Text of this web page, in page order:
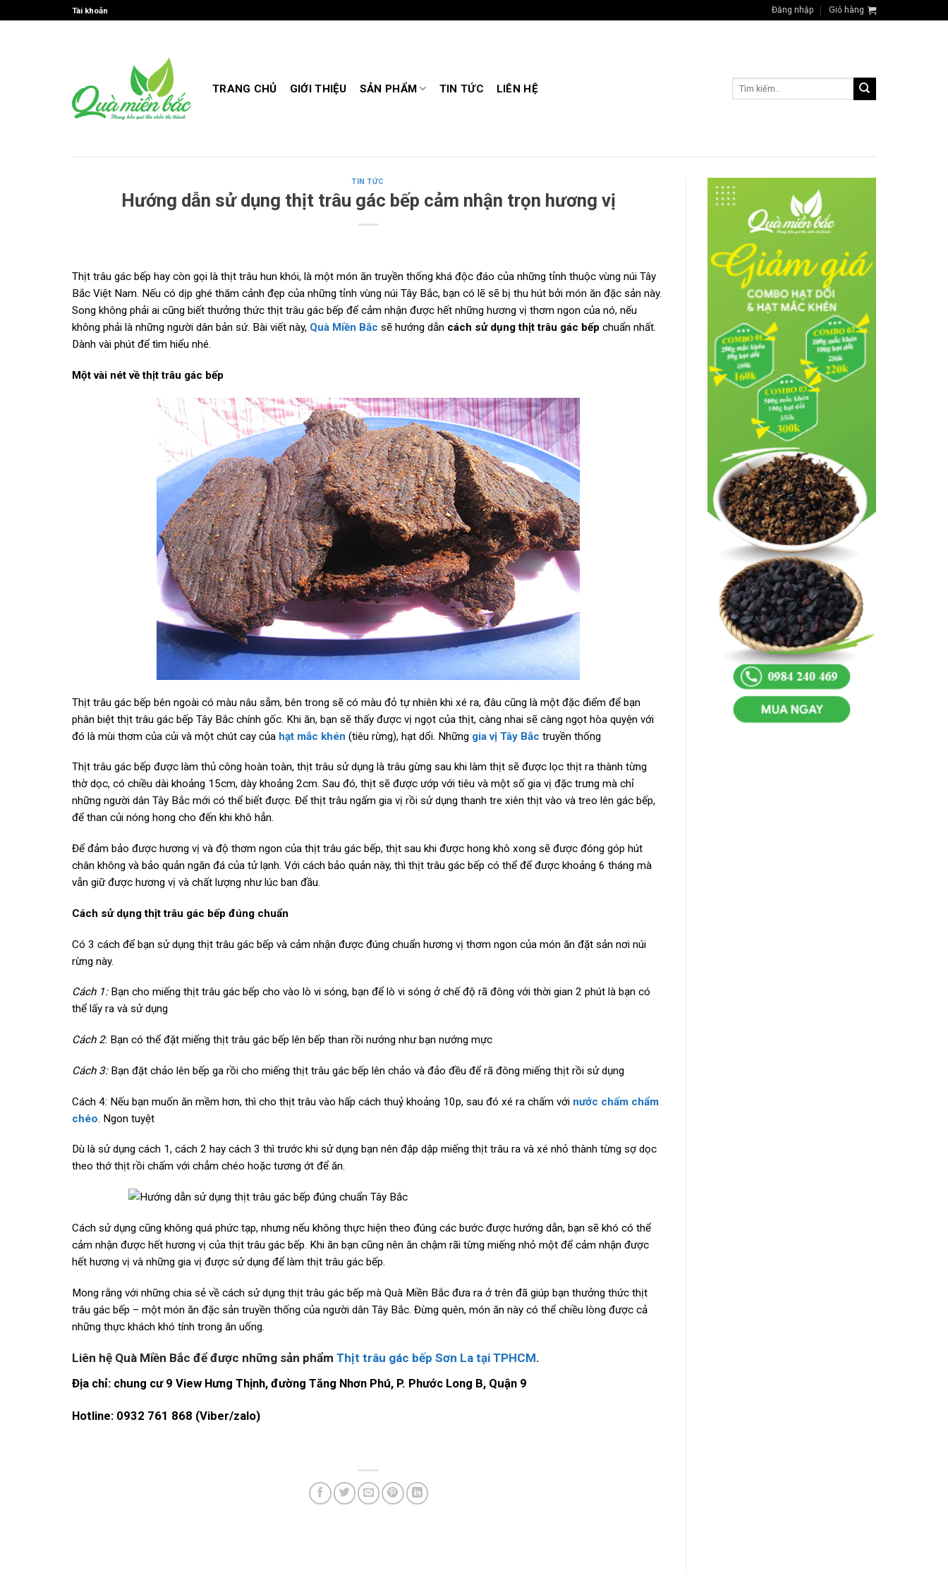
to
Tài khoản Đăng nhập Giỏ hàng
TRANG CHỦ GIỚI THIỆU SẢN PHẨM TIN TỨC LIÊN HỆ
Tìm
TIN TỨC
Hướng dẫn sử dụng thịt trâu gác bếp cảm nhận trọn hương vị
Thịt trâu gác bếp hay còn gọi là thịt trâu hun khói, là một món ăn truyền thống khá độc đáo của những tỉnh thuộc vùng núi Tây
Bắc Việt Nam. Nếu có dịp ghé thăm cảnh đẹp của những tỉnh vùng núi Tây Bắc, bạn có lẽ sẽ bị thu hút bởi món ăn đặc sản này.
Song không phải ai cũng biết thưởng thức thịt trâu gác bếp để cảm nhận được hết những hương vị thơm ngon của nó, nếu
không phải là những người dân bản sứ. Bài viết này, Quà Miền Bắc sẽ hướng dẫn cách sử dụng thịt trâu gác bếp chuẩn nhất.
Dành vài phút để tìm hiểu nhé.
Một vài nét về thịt trâu gác bếp
Thịt trâu gác bếp bên ngoài có màu nâu sẫm, bên trong sẽ có màu đỏ tự nhiên khi xé ra, đâu cũng là một đặc điểm để bạn
phân biệt thịt trâu gác bếp Tây Bắc chính gốc. Khi ăn, bạn sẽ thấy được vị ngọt của thịt, càng nhai sẽ càng ngọt hòa quyện với
đó là mùi thơm của củi và một chút cay của hạt mắc khén (tiêu rừng), hạt dổi. Những gia vị Tây Bắc truyền thống
Thịt trâu gác bếp được làm thủ công hoàn toàn, thịt trâu sử dụng là trâu gừng sau khi làm thịt sẽ được lọc thịt ra thành từng
thờ dọc, có chiều dài khoảng 15cm, dày khoảng 2cm. Sau đó, thịt sẽ được ướp với tiêu và một số gia vị đặc trưng mà chỉ
những người dân Tây Bắc mới có thể biết được. Để thịt trâu ngấm gia vị rồi sử dụng thanh tre xiên thịt vào và treo lên gác bếp,
để than củi nóng hong cho đến khi khô hẳn.
Để đảm bảo được hương vị và độ thơm ngon của thịt trâu gác bếp, thịt sau khi được hong khô xong sẽ được đóng góp hút
chân không và bảo quản ngăn đá của tử lạnh. Với cách bảo quản này, thì thịt trâu gác bếp có thể để được khoảng 6 tháng mà
vẫn giữ được hương vị và chất lượng như lúc ban đầu.
Cách sử dụng thịt trâu gác bếp đúng chuẩn
Có 3 cách để bạn sử dụng thịt trâu gác bếp và cảm nhận được đúng chuẩn hương vị thơm ngon của món ăn đặt sản nơi núi
rừng này.
Cách 1:Bạn cho miếng thịt trâu gác bếp cho vào lò vi sóng, bạn để lò vi sóng ở chế độ rã đông với thời gian 2 phút là bạn có
thể lấy ra và sử dụng
Cách 2: Bạn có thể đặt miếng thịt trâu gác bếp lên bếp than rồi nướng như bạn nướng mực
Cách 3:Bạn đặt chảo lên bếp ga rồi cho miếng thịt trâu gác bếp lên chảo và đảo đều để rã đông miếng thịt rồi sử dụng
Cách 4: Nếu bạn muốn ăn mềm hơn, thì cho thịt trâu vào hấp cách thuỷ khoảng 10p, sau đó xé ra chấm với nước chấm chẩm
chéo . Ngon tuyệt
Dù là sử dụng cách 1, cách 2 hay cách 3 thì trước khi sử dụng bạn nên đập dập miếng thịt trâu ra và xé nhỏ thành từng sợ dọc
theo thớ thịt rồi chấm với chẳm chéo hoặc tương ớt để ăn.
Cách sử dụng cũng không quá phức tạp, nhưng nếu không thực hiện theo đúng các bước được hướng dẫn, bạn sẽ khó có thể
cảm nhận được hết hương vị của thịt trâu gác bếp. Khi ăn bạn cũng nên ăn chậm rãi từng miếng nhỏ một để cảm nhận được
hết hương vị và những gia vị được sử dụng để làm thịt trâu gác bếp.
Mong rằng với những chia sẻ về cách sử dụng thịt trâu gác bếp mà Quà Miền Bắc đưa ra ở trên đã giúp bạn thưởng thức thịt
trâu gác bếp – một món ăn đặc sản truyền thống của người dân Tây Bắc. Đừng quên, món ăn này có thể chiều lòng được cả
những thực khách khó tính trong ăn uống.
Liên hệ Quà Miền Bắc để được những sản phẩm Thịt trâu gác bếp Sơn La tại TPHCM.
Địa chỉ: chung cư 9 View Hưng Thịnh, đường Tăng Nhơn Phú, P. Phước Long B, Quận 9
Hotline: 0932 761 868 (Viber/zalo)